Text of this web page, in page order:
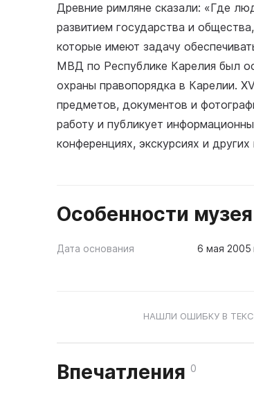
Древние римляне сказали: «Где
развитием государства и
которые имеют задачу
МВД по Республике Карелия был
охраны правопорядка в Карелии.
предметов, документов и
работу и публикует
конференциях, экскурсиях и других
Особенности музея
Дата основания 6 мая 2005
НАШЛИ ОШИБКУ В
Впечатления 0